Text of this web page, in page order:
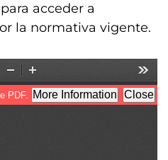
acceder a
la normativa vigente.